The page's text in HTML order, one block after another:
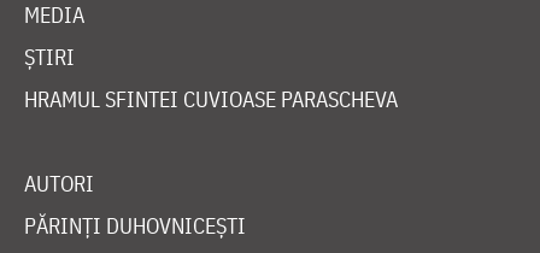
MEDIA
ȘTIRI
HRAMUL SFINTEI CUVIOASE PARASCHEVA
AUTORI
PĂRINȚI DUHOVNICEȘTI